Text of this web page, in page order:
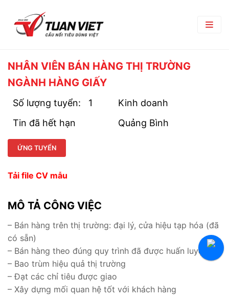
TRANG CHỦ
GIỚI THIỆU
Giới Thiệu Chung
Chi Nhánh
Phòng Ban
Đối Tác Nhà Cung Cấp
TRUNG TÂM THƯƠNG MẠI
Bản Tin Nội Bộ
Góc nghề nghiệp
TUYỂN DỤNG
Tin Tuyển Dụng
Hỏi Đáp Tuyển Dụng
LIÊN HỆ
NHÂN VIÊN BÁN HÀNG THỊ TRƯỜNG
NGÀNH HÀNG GIẤY
Số lượng tuyển: 1
Kinh doanh
Tin đã hết hạn
Quảng Bình
ỨNG TUYỂN
Tải file CV mẫu
MÔ TẢ CÔNG VIỆC
– Bán hàng trên thị trường: đại lý, cửa hiệu tạp hóa (đã
có sẵn)
– Bán hàng theo đúng quy trình đã được huấn luyện
– Bao trùm hiệu quả thị trường
– Đạt các chỉ tiêu được giao
– Xây dựng mối quan hệ tốt với khách hàng